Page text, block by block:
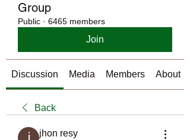
Group
Public · 6465 members
Join
Discussion Media Members About
Back
jhon resy